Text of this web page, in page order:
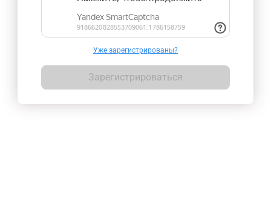
Уже зарегистрированы?
Зарегистрироваться